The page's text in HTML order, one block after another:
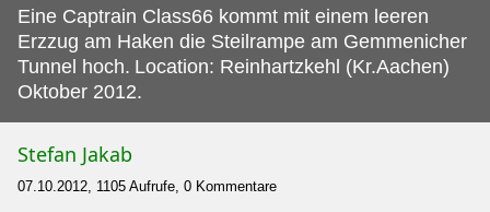
Eine Captrain Class66 kommt mit einem leeren
Erzzug am Haken die Steilrampe am Gemmenicher
Tunnel hoch. Location: Reinhartzkehl (Kr.Aachen)
Oktober 2012.
Stefan Jakab
07.10.2012, 1105 Aufrufe, 0 Kommentare